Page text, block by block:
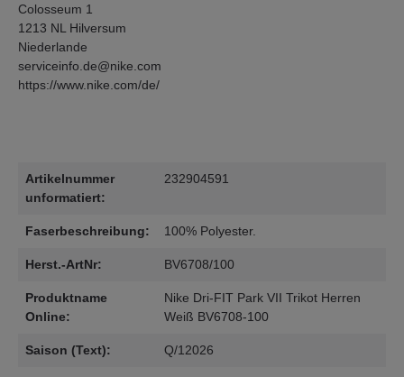
Colosseum 1
1213 NL Hilversum
Niederlande
serviceinfo.de@nike.com
https://www.nike.com/de/
Artikelnummer
unformatiert:
232904591
Faserbeschreibung: 100% Polyester.
Herst.-ArtNr: BV6708/100
Produktname
Online:
Nike Dri-FIT Park VII Trikot Herren
Weiß BV6708-100
Saison (Text): Q/12026